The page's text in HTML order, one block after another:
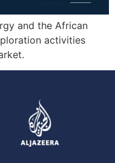
and the African
activities